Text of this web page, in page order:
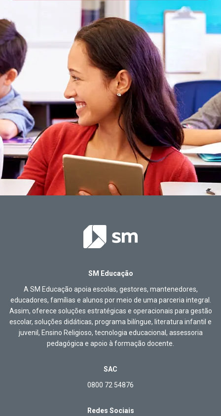
SM Educação
A SM Educação apoia escolas, gestores, mantenedores,
educadores, famílias e alunos por meio de uma parceria integral.
Assim, oferece soluções estratégicas e operacionais para gestão
escolar, soluções didáticas, programa bilíngue, literatura infantil e
juvenil, Ensino Religioso, tecnologia educacional, assessoria
pedagógica e apoio à formação docente.
SAC
0800 72 54876
Redes Sociais